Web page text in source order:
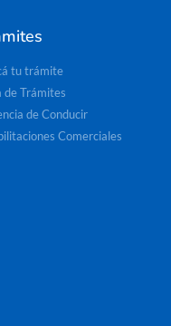
tu trámite
de Trámites
de Conducir
Comerciales